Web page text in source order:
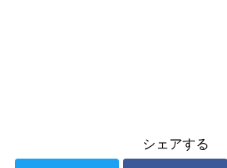
シェアする